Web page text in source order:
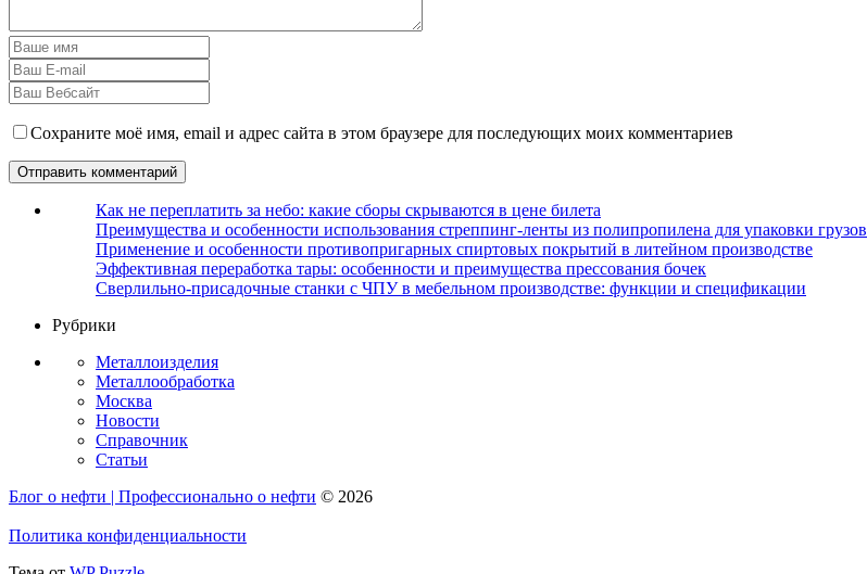
Сохраните моё имя, email и адрес сайта в этом браузере для последующих моих комментариев
Как не переплатить за небо: какие сборы скрываются в цене билета
Преимущества и особенности использования стреппинг-ленты из полипропилена для упаковки грузов
Применение и особенности противопригарных спиртовых покрытий в литейном производстве
Эффективная переработка тары: особенности и преимущества прессования бочек
Сверлильно-присадочные станки с ЧПУ в мебельном производстве: функции и спецификации
Рубрики
Металлоизделия
Металлообработка
Москва
Новости
Справочник
Статьи
Блог о нефти | Профессионально о нефти © 2026
Политика конфиденциальности